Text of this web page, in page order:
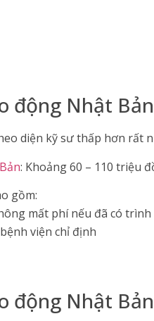
động Nhật
diện kỹ sư thấp hơn rất
: Khoảng 60 – 110 triệu
gồm:
mất phí nếu đã có trình
viện chỉ định
động Nhật